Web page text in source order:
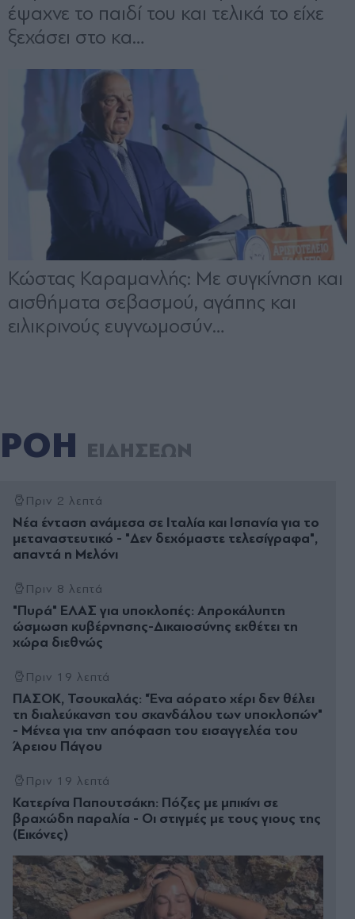
ΡΟΗ ΕΙΔΗΣΕΩΝ
Πριν 2 λεπτά
Νέα ένταση ανάμεσα σε Ιταλία και Ισπανία για το
μεταναστευτικό - "Δεν δεχόμαστε τελεσίγραφα",
απαντά η Μελόνι
Πριν 8 λεπτά
"Πυρά" ΕΛΑΣ για υποκλοπές: Απροκάλυπτη
ώσμωση κυβέρνησης-Δικαιοσύνης εκθέτει τη
χώρα διεθνώς
Πριν 19 λεπτά
ΠΑΣΟΚ, Τσουκαλάς: "Ένα αόρατο χέρι δεν θέλει
τη διαλεύκανση του σκανδάλου των υποκλοπών"
- Μένεα για την απόφαση του εισαγγελέα του
Άρειου Πάγου
Πριν 19 λεπτά
Κατερίνα Παπουτσάκη: Πόζες με μπικίνι σε
βραχώδη παραλία - Οι στιγμές με τους γιους της
(Εικόνες)